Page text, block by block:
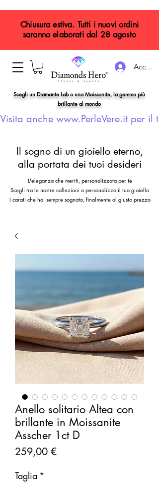
Accedi
Scegli un Diamante Lab o una Moissanite, la gemma più
brillante al mondo
Visita anche www.PerleVere.it per il
Chiusura estiva. Tutti i nuovi ordini
saranno elaborati dal 28 agosto
Il sogno di un gioiello eterno,
alla portata dei tuoi desideri
L'eleganza che meriti, personalizzata per te
Scegli tra le nostre collezioni o personalizza il tuo gioiello
I carati che hai sempre sognato, finalmente al giusto prezzo
Anello solitario Altea con
brillante in Moissanite
Asscher 1ct D
259,00 €Prezzo
Taglia *